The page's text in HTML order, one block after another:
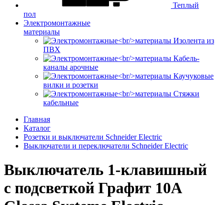
Теплый
пол
Электромонтажные
материалы
Изолента из
ПВХ
Кабель-
каналы арочные
Каучуковые
вилки и розетки
Стяжки
кабельные
Главная
Каталог
Розетки и выключатели Schneider Electric
Выключатели и переключатели Schneider Electric
Выключатель 1-клавишный
с подсветкой Графит 10A